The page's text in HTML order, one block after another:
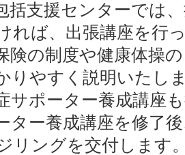
括支援センターでは
れば、出張講座を行
険の制度や健康体操
りやすく説明いたし
サポーター養成講座
ター養成講座を修了
リングを交付します